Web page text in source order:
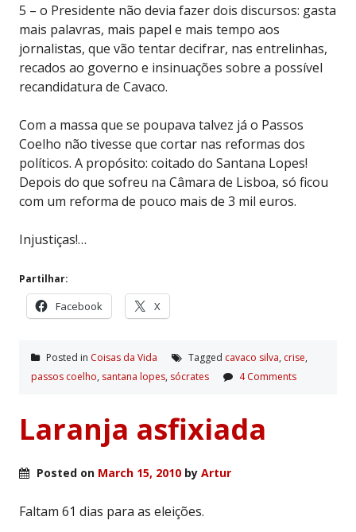
5 – o Presidente não devia fazer dois discursos: gasta
mais palavras, mais papel e mais tempo aos
jornalistas, que vão tentar decifrar, nas entrelinhas,
recados ao governo e insinuações sobre a possível
recandidatura de Cavaco.
Com a massa que se poupava talvez já o Passos
Coelho não tivesse que cortar nas reformas dos
políticos. A propósito: coitado do Santana Lopes!
Depois do que sofreu na Câmara de Lisboa, só ficou
com um reforma de pouco mais de 3 mil euros.
Injustiças!…
Partilhar:
Facebook X
Posted in Coisas da Vida Tagged cavaco silva, crise,
passos coelho, santana lopes, sócrates 4 Comments
Laranja asfixiada
Posted on March 15, 2010 by Artur
Faltam 61 dias para as eleições.